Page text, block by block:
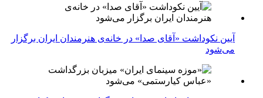
آیین نکوداشت «آقای صدا» در خانه‌ی هنرمندان ایران برگزار
می‌شود